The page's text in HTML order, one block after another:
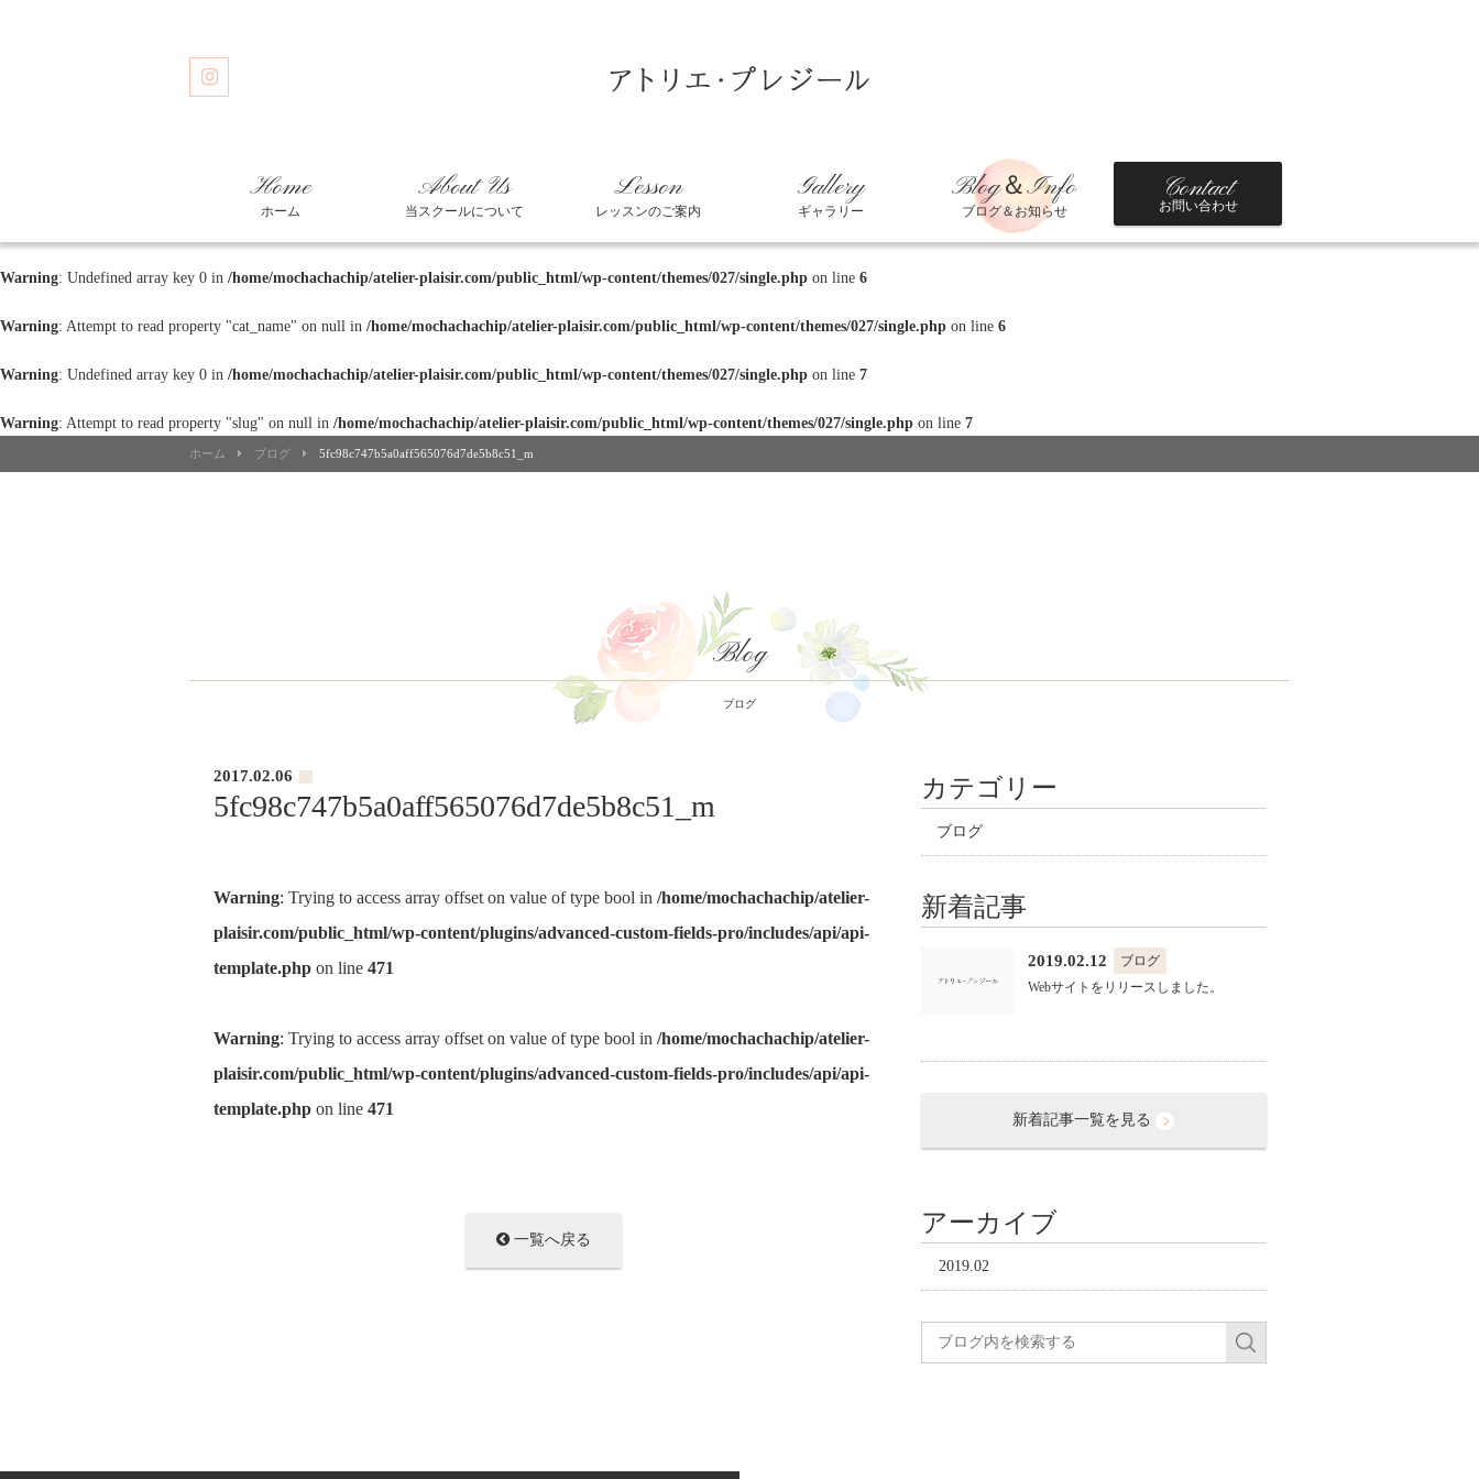
Home
ホーム
About Us
当スクールについて
Lesson
レッスンのご案内
Gallery
ギャラリー
Blog＆Info
ブログ＆お知らせ
Contact
お問い合わせ
Warning: Undefined array key 0 in /home/mochachachip/atelier-plaisir.com/public_html/wp-content/themes/027/single.php on line 6
Warning: Attempt to read property "cat_name" on null in /home/mochachachip/atelier-plaisir.com/public_html/wp-content/themes/027/single.php on line 6
Warning: Undefined array key 0 in /home/mochachachip/atelier-plaisir.com/public_html/wp-content/themes/027/single.php on line 7
Warning: Attempt to read property "slug" on null in /home/mochachachip/atelier-plaisir.com/public_html/wp-content/themes/027/single.php on line 7
ホーム ブログ 5fc98c747b5a0aff565076d7de5b8c51_m
Blog
ブログ
2017.02.06
5fc98c747b5a0aff565076d7de5b8c51_m
Warning: Trying to access array offset on value of type bool in /home/mochachachip/atelier-
plaisir.com/public_html/wp-content/plugins/advanced-custom-fields-pro/includes/api/api-
template.phpon line 471
Warning: Trying to access array offset on value of type bool in /home/mochachachip/atelier-
plaisir.com/public_html/wp-content/plugins/advanced-custom-fields-pro/includes/api/api-
template.phpon line 471
一覧へ戻る
カテゴリー
ブログ
新着記事
2019.02.12
ブログ
Webサイトをリリースしました。
新着記事一覧を見る
アーカイブ
2019.02